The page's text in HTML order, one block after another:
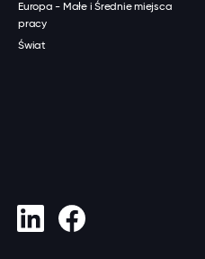
Europa - Małe i Średnie miejsca
pracy
Świat